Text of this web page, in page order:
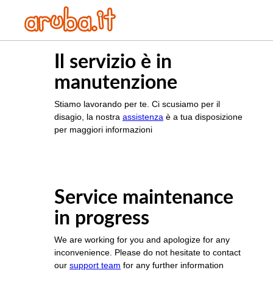
Il servizio è in
manutenzione
Stiamo lavorando per te. Ci scusiamo per il
disagio, la nostra assistenza è a tua disposizione
per maggiori informazioni
Service maintenance
in progress
We are working for you and apologize for any
inconvenience. Please do not hesitate to contact
our support team for any further information